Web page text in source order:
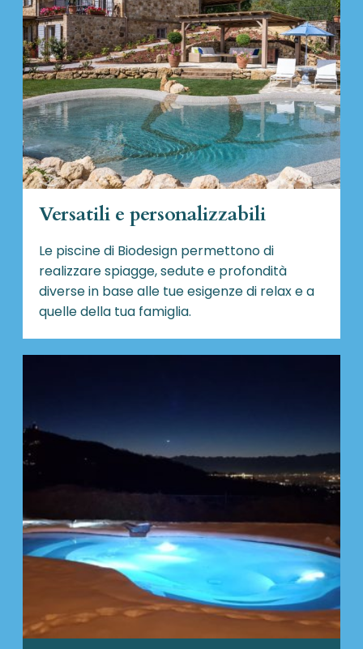
Versatili e personalizzabili
Le piscine di Biodesign permettono di
realizzare spiagge, sedute e profondità
diverse in base alle tue esigenze di relax e a
quelle della tua famiglia.